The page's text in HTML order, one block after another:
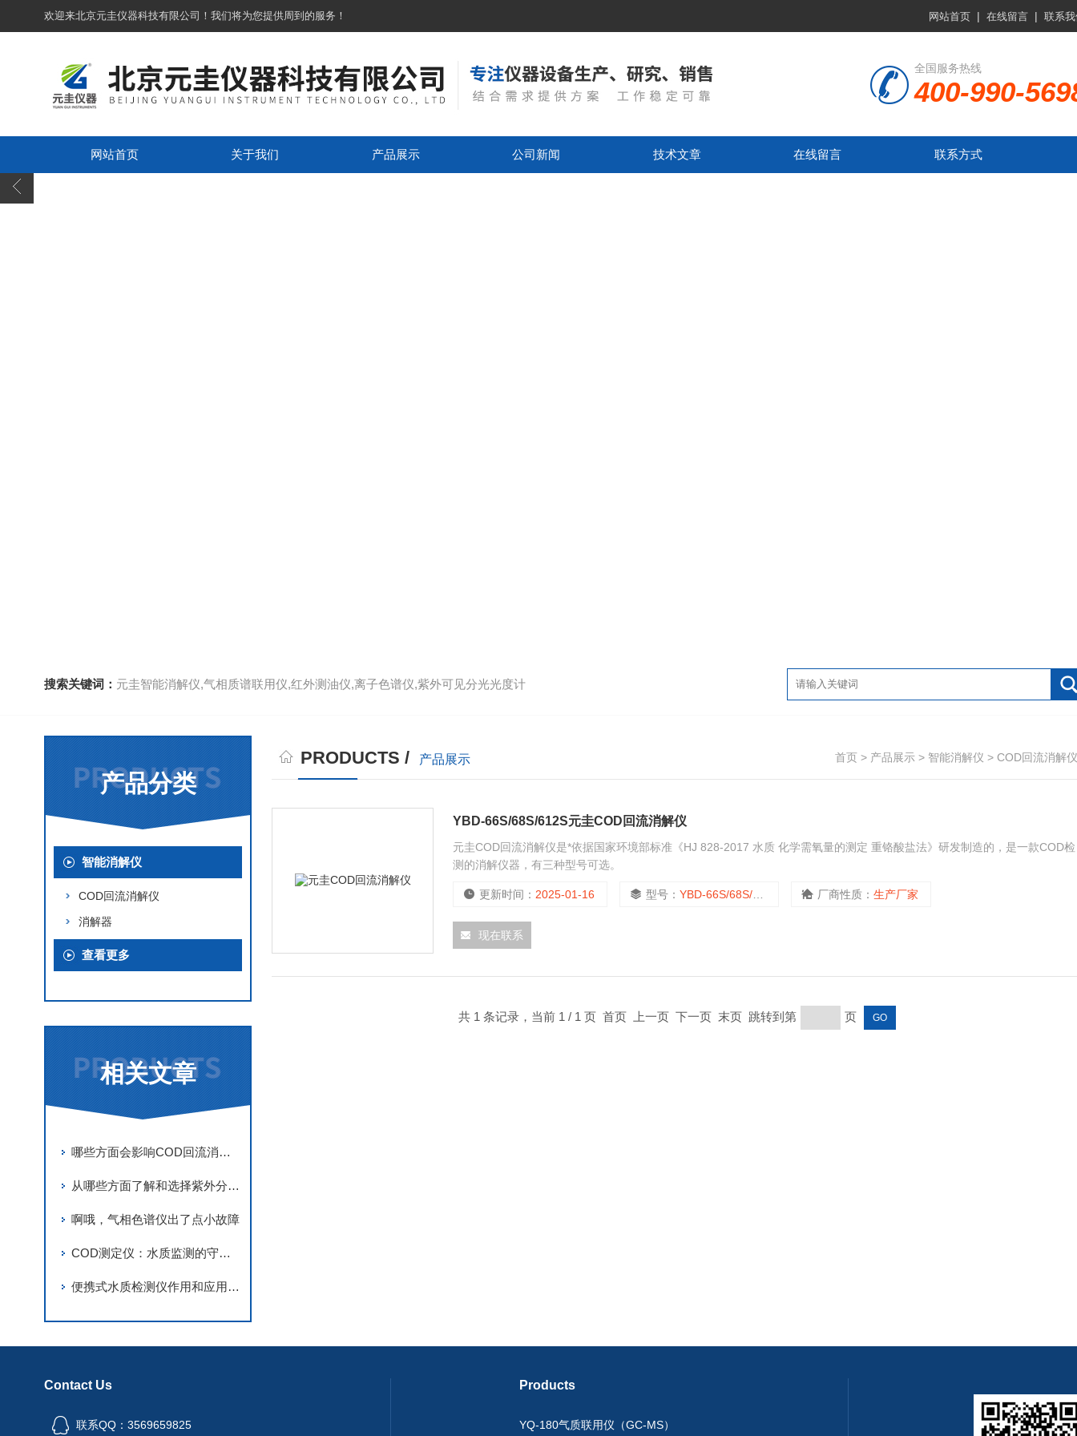
欢迎来北京元圭仪器科技有限公司！我们将为您提供周到的服务！ 网站首页 | 在线留言 | 联系
全国服务热线
400-990-
网站首页 关于我们 产品展示 公司新闻 技术文章 在线留言 联系方式
搜索关键词： 元圭智能消解仪,气相质谱联用仪,红外测油仪,离子色谱仪,紫外可见分光光度计
产品分类
智能消解仪
COD回流消解仪
消解器
查看更多
相关文章
哪些方面会影响COD回流消解仪的结果
从哪些方面了解和选择紫外分光光度计
啊哦，气相色谱仪出了点小故障
COD测定仪：水质监测的守护者
便携式水质检测仪作用和应用解析
PRODUCTS / 产品展示 首页 > 产品展示 > 智能消解仪 > COD回流消解仪
YBD-66S/68S/612S元圭COD回流消解仪
元圭COD回流消解仪是*依据国家环境部标准《HJ 828-2017 水质 化学需氧量的测定 重铬酸盐法》研发制造的，是一款COD检
测的消解仪器，有三种型号可选。
更新时间： 2025-01-16 型号： YBD-66S/68S/612S 厂商性质： 生产厂家
现在联系
共 1 条记录，当前 1 / 1 页 首页 上一页 下一页 末页 跳转到第 页
Contact Us
联系QQ：3569659825
Products
YQ-180气质联用仪（GC-MS）